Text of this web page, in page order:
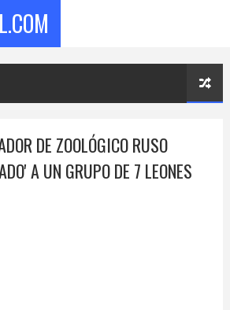
DE ZOOLÓGICO RUSO
A UN GRUPO DE 7 LEONES